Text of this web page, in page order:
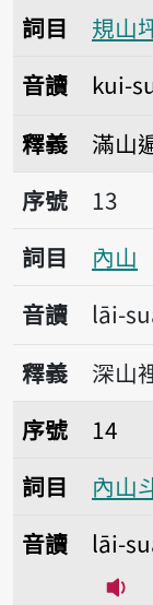
詞目
規山
音讀
kui-
釋義 滿山
序號13內山
序號
13
詞目
內山
音讀
lāi-
釋義
深山
序號14內山斗
序號
14
詞目
內山
音讀
lāi-